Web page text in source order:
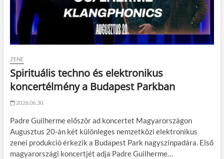
ZENE
Spirituális techno és elektronikus
koncertélmény a Budapest Parkban
2026.06.30.
Padre Guilherme először ad koncertet Magyarországon
Augusztus 20-án két különleges nemzetközi elektronikus
zenei produkció érkezik a Budapest Park nagyszínpadára. Első
magyarországi koncertjét adja Padre Guilherme…